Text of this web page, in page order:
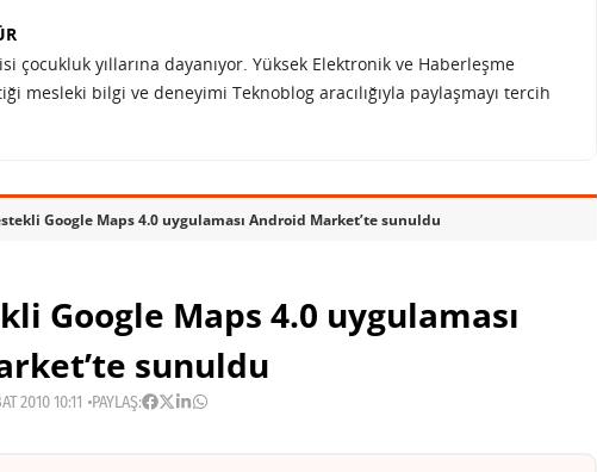
çocukluk yıllarına dayanıyor. Yüksek Elektronik ve Haberleşme
mesleki bilgi ve deneyimi Teknoblog aracılığıyla paylaşmayı tercih
Google Maps 4.0 uygulaması Android Market’te sunuldu
Google Maps 4.0 uygulaması
sunuldu
2010 10:11 PAYLAŞ: